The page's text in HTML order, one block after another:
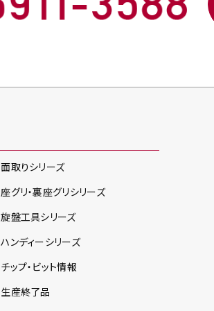
面取りシリーズ
座グリ・裏座グリシリーズ
旋盤工具シリーズ
ハンディーシリーズ
チップ・ビット情報
生産終了品